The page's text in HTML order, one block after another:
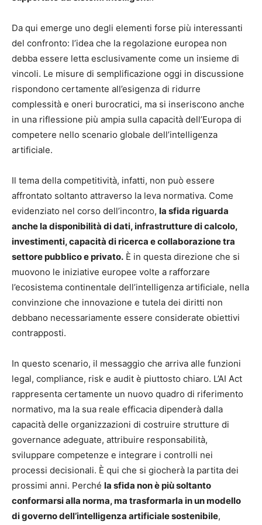
Da qui emerge uno degli elementi forse più interessanti
del confronto: l’idea che la regolazione europea non
debba essere letta esclusivamente come un insieme di
vincoli. Le misure di semplificazione oggi in discussione
rispondono certamente all’esigenza di ridurre
complessità e oneri burocratici, ma si inseriscono anche
in una riflessione più ampia sulla capacità dell’Europa di
competere nello scenario globale dell’intelligenza
artificiale.
Il tema della competitività, infatti, non può essere
affrontato soltanto attraverso la leva normativa. Come
evidenziato nel corso dell’incontro, la sfida riguarda
anche la disponibilità di dati, infrastrutture di calcolo,
investimenti, capacità di ricerca e collaborazione tra
settore pubblico e privato. È in questa direzione che si
muovono le iniziative europee volte a rafforzare
l’ecosistema continentale dell’intelligenza artificiale, nella
convinzione che innovazione e tutela dei diritti non
debbano necessariamente essere considerate obiettivi
contrapposti.
In questo scenario, il messaggio che arriva alle funzioni
legal, compliance, risk e audit è piuttosto chiaro. L’AI Act
rappresenta certamente un nuovo quadro di riferimento
normativo, ma la sua reale efficacia dipenderà dalla
capacità delle organizzazioni di costruire strutture di
governance adeguate, attribuire responsabilità,
sviluppare competenze e integrare i controlli nei
processi decisionali. È qui che si giocherà la partita dei
prossimi anni. Perché la sfida non è più soltanto
conformarsi alla norma, ma trasformarla in un modello
di governo dell’intelligenza artificiale sostenibile,